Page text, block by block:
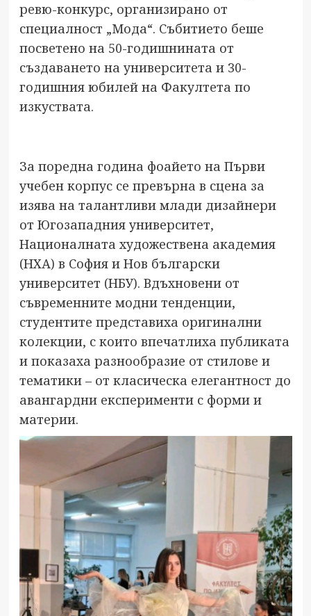
ревю-конкурс, организирано от
специалност „Мода“. Събитието беше
посветено на 50-годишнината от
създаването на университета и 30-
годишния юбилей на Факултета по
изкуствата.
За поредна година фоайето на Първи
учебен корпус се превърна в сцена за
изява на талантливи млади дизайнери
от Югозападния университет,
Националната художествена академия
(НХА) в София и Нов български
университет (НБУ). Вдъхновени от
съвременните модни тенденции,
студентите представиха оригинални
колекции, с които впечатлиха публиката
и показаха разнообразие от стилове и
тематики – от класическа елегантност до
авангардни експерименти с форми и
материи.